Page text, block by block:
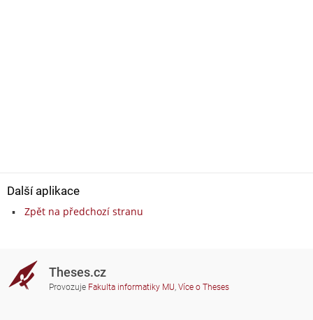
Další aplikace
Zpět na předchozí stranu
Theses.cz
Provozuje Fakulta informatiky MU, Více o Theses